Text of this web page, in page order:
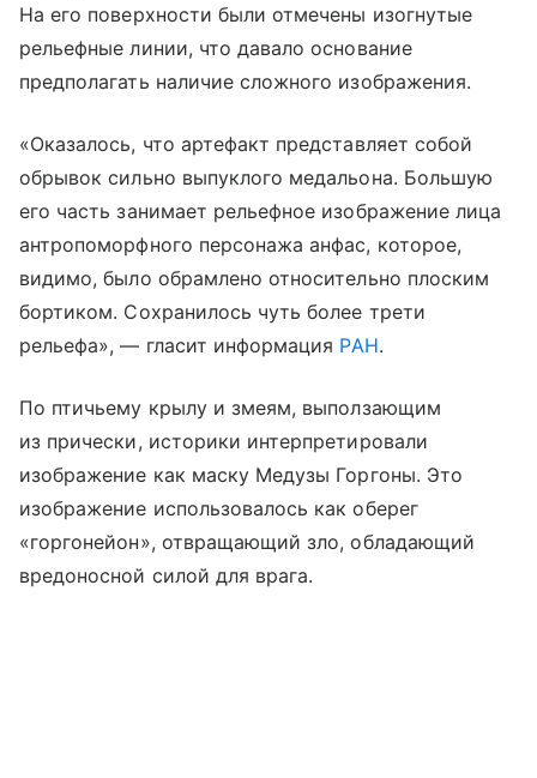
На его поверхности были отмечены изогнутые
рельефные линии, что давало основание
предполагать наличие сложного изображения.
«Оказалось, что артефакт представляет собой
обрывок сильно выпуклого медальона. Большую
его часть занимает рельефное изображение лица
антропоморфного персонажа анфас, которое,
видимо, было обрамлено относительно плоским
бортиком. Сохранилось чуть более трети
рельефа», — гласит информация РАН.
По птичьему крылу и змеям, выползающим
из прически, историки интерпретировали
изображение как маску Медузы Горгоны. Это
изображение использовалось как оберег
«горгонейон», отвращающий зло, обладающий
вредоносной силой для врага.